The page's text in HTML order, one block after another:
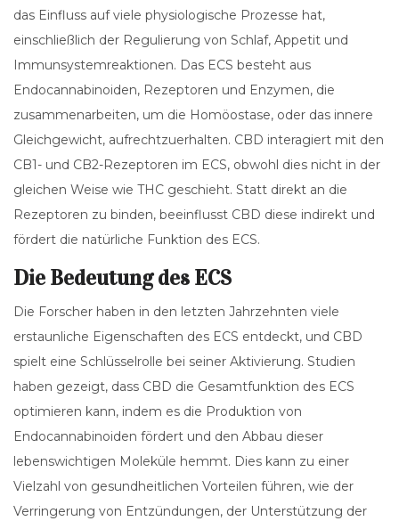
das Einfluss auf viele physiologische Prozesse hat,
einschließlich der Regulierung von Schlaf, Appetit und
Immunsystemreaktionen. Das ECS besteht aus
Endocannabinoiden, Rezeptoren und Enzymen, die
zusammenarbeiten, um die Homöostase, oder das innere
Gleichgewicht, aufrechtzuerhalten. CBD interagiert mit den
CB1- und CB2-Rezeptoren im ECS, obwohl dies nicht in der
gleichen Weise wie THC geschieht. Statt direkt an die
Rezeptoren zu binden, beeinflusst CBD diese indirekt und
fördert die natürliche Funktion des ECS.
Die Bedeutung des ECS
Die Forscher haben in den letzten Jahrzehnten viele
erstaunliche Eigenschaften des ECS entdeckt, und CBD
spielt eine Schlüsselrolle bei seiner Aktivierung. Studien
haben gezeigt, dass CBD die Gesamtfunktion des ECS
optimieren kann, indem es die Produktion von
Endocannabinoiden fördert und den Abbau dieser
lebenswichtigen Moleküle hemmt. Dies kann zu einer
Vielzahl von gesundheitlichen Vorteilen führen, wie der
Verringerung von Entzündungen, der Unterstützung der